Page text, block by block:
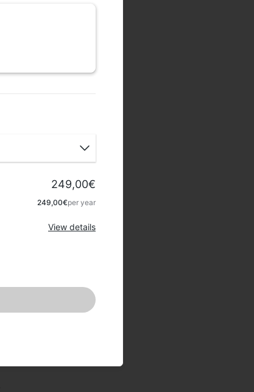
249,00€
249,00€per year
View details